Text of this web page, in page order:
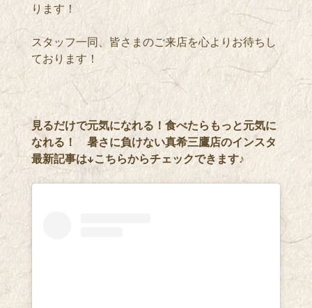
ります！
スタッフ一同、皆さまのご来店を心よりお待ちし
ております！
見るだけで元気になれる！食べたらもっと元気に
なれる！ 暑さに負けない真希三鷹店のインスタ
最新記事は↓こちらからチェックできます♪